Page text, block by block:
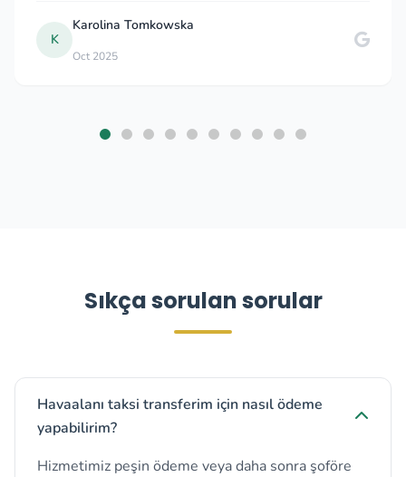
K
Karolina Tomkowska
Oct 2025
Sıkça sorulan sorular
Havaalanı taksi transferim için nasıl ödeme
yapabilirim?
Hizmetimiz peşin ödeme veya daha sonra şoföre